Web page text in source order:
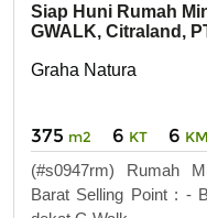
Siap Huni Rumah
GWALK, Citraland,
Graha Natura
375 m2 6 KT 6 KM
(#s0947rm) Rumah
Barat Selling Point : -